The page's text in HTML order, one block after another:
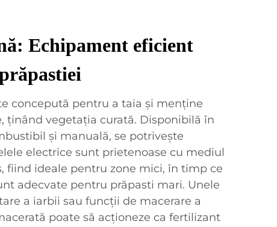
Echipament eficient
concepută pentru a taia și menține
ținând vegetația curată. Disponibilă în
și manuală, se potrivește
electrice sunt prietenoase cu mediul
fiind ideale pentru zone mici, în timp ce
adecvate pentru prăpasti mari. Unele
a iarbii sau funcții de macerare a
poate să acționeze ca fertilizant